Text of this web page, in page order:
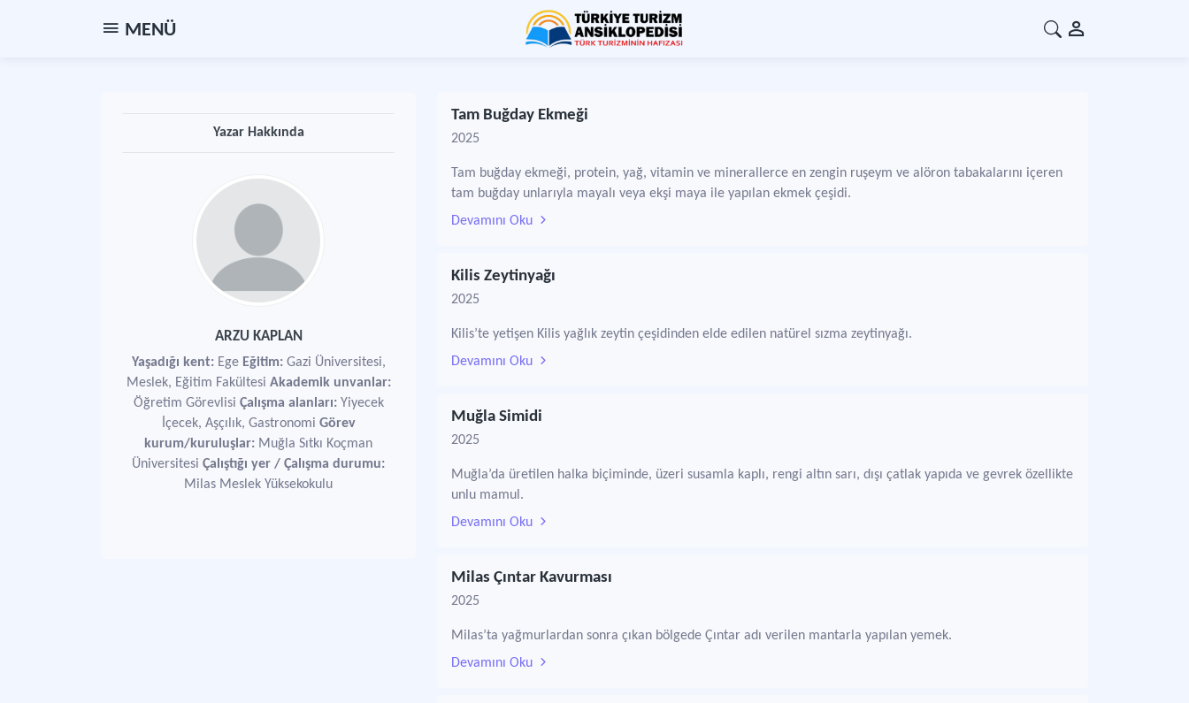
MENÜ
Yazar Hakkında
ARZU KAPLAN
Yaşadığı kent:Ege Eğitim:Gazi Üniversitesi,
Meslek, Eğitim Fakültesi Akademik unvanlar:
Öğretim Görevlisi Çalışma alanları:Yiyecek
İçecek, Aşçılık, Gastronomi Görev
kurum/kuruluşlar: Muğla Sıtkı Koçman
Üniversitesi Çalıştığı yer / Çalışma durumu:
Milas Meslek Yüksekokulu
Tam Buğday Ekmeği
2025
Tam buğday ekmeği, protein, yağ, vitamin ve minerallerce en zengin ruşeym ve alöron tabakalarını içeren
tam buğday unlarıyla mayalı veya ekşi maya ile yapılan ekmek çeşidi.
Devamını Oku
Kilis Zeytinyağı
2025
Kilis’te yetişen Kilis yağlık zeytin çeşidinden elde edilen natürel sızma zeytinyağı.
Devamını Oku
Muğla Simidi
2025
Muğla’da üretilen halka biçiminde, üzeri susamla kaplı, rengi altın sarı, dışı çatlak yapıda ve gevrek özellikte
unlu mamul.
Devamını Oku
Milas Çıntar Kavurması
2025
Milas’ta yağmurlardan sonra çıkan bölgede Çıntar adı verilen mantarla yapılan yemek.
Devamını Oku